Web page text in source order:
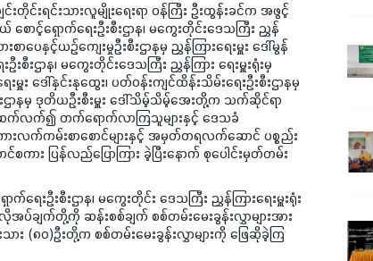
းရင်းသားလူမျိုးရေးရာ ဝန်ကြီး ဦးထွန်းခင်က အဖွင့်
စောင့်ရှောက်ရေးဦးစီးဌာန၊ မကွေးတိုင်းဒေသကြီး ညွှန်
းစာပေနှင့်ယဉ်ကျေးမှုဦးစီးဌာနမှ ညွှန်ကြားရေးမှူး ဒေါ်မွန်
စီးဌာန၊ မကွေးတိုင်းဒေသကြီး ညွှန်ကြား ရေးမှူးရုံးမှ
ဒေါ်နှင်းနုထွေး၊ ပတ်ဝန်းကျင်ထိန်းသိမ်းရေးဦးစီးဌာနမှ
ဌာနမှ ဒုတိယဦးစီးမှူး ဒေါ်သိမ့်သိမ့်အေးတို့က သက်ဆိုင်ရာ
က်လက်၍ တက်ရောက်လာကြသူများနှင့် ဒေသခံ
ကားလက်ကမ်းစာစောင်များနှင့် အမှတ်တရလက်ဆောင် ပစ္စည်း
င်စကား ပြန်လည်ပြောကြား ခဲ့ပြီးနောက် စုပေါင်းမှတ်တမ်း
းဦးစီးဌာန၊ မကွေးတိုင်း ဒေသကြီး ညွှန်ကြားရေးမှူးရုံး
အပ်ချက်တို့ကို ဆန်းစစ်ချက် စစ်တမ်းမေးခွန်းလွှာများအား
ား (၈၀)ဦးတို့က စစ်တမ်းမေးခွန်းလွှာများကို ဖြေဆိုခဲ့ကြ